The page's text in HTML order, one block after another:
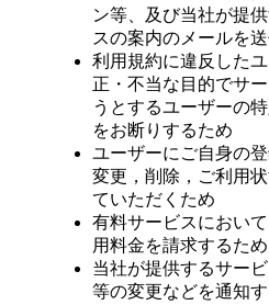
ン等、及び当社が提
スの案内のメールを
利用規約に違反した
正・不当な目的でサ
うとするユーザーの
をお断りするため
ユーザーにご自身の
変更，削除，ご利用
ていただくため
有料サービスにおい
用料金を請求するため
当社が提供するサー
等の変更などを通知